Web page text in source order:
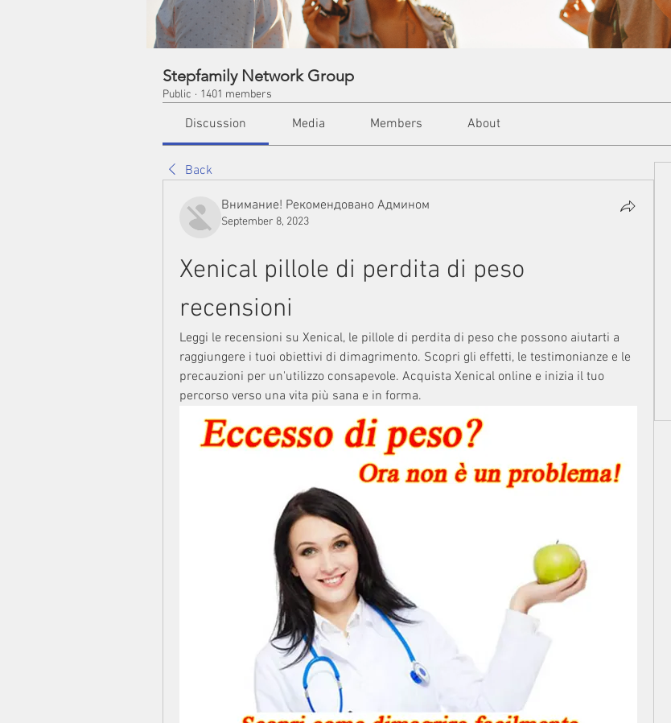
Stepfamily Network Group
Public · 1401 members
Discussion Media Members About
Back
Внимание! Рекомендовано Админом
September 8, 2023
Xenical pillole di perdita di peso
recensioni
Leggi le recensioni su Xenical, le pillole di perdita di peso che possono aiutarti a
raggiungere i tuoi obiettivi di dimagrimento. Scopri gli effetti, le testimonianze e le
precauzioni per un'utilizzo consapevole. Acquista Xenical online e inizia il tuo
percorso verso una vita più sana e in forma.